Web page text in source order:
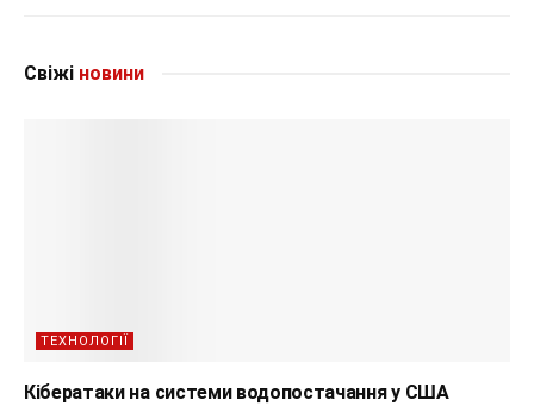
Свіжі новини
ТЕХНОЛОГІЇ
Кібератаки на системи водопостачання у США